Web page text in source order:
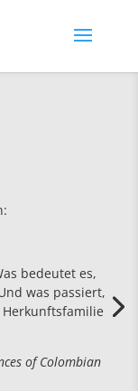
bedeutet es,
was passiert,
of Colombian